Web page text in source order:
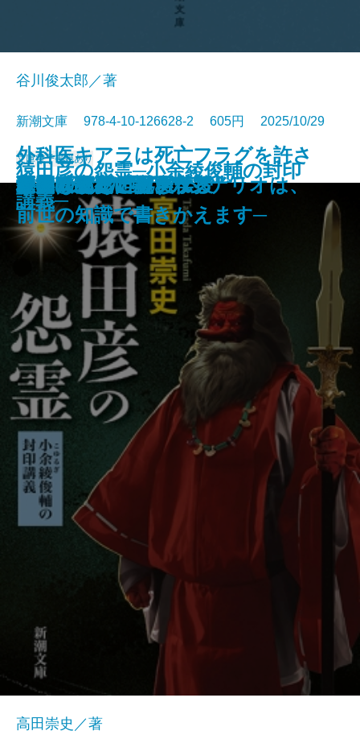
探偵はパリへ還る
恐るべきこどもたち
美しい探偵に必要な殺人
僕の青春をクイズに捧ぐ
殺意はないけど
銀将の奇跡─覇王の譜2─
雨上がりのビーフシチュー
あかあかや月─明恵上人伝─
ひむろ飛脚
虚空へ
谷川俊太郎／著
新潮文庫 978-4-10-126628-2 605円 2025/10/29
文庫電子書籍あり
猿田彦の怨霊─小余綾俊輔の封印
講義─
高田崇史／著
やりなおし世界文学
母の味、だいたい伝授
巨匠とマルガリータ
秘儀〔上〕
秘儀〔下〕
巫女は月夜に殺される
外科医キアラは死亡フラグを許さ
ない─死人だらけのシナリオは、
前世の知識で書きかえます─
木挽町のあだ討ち
野火の夜